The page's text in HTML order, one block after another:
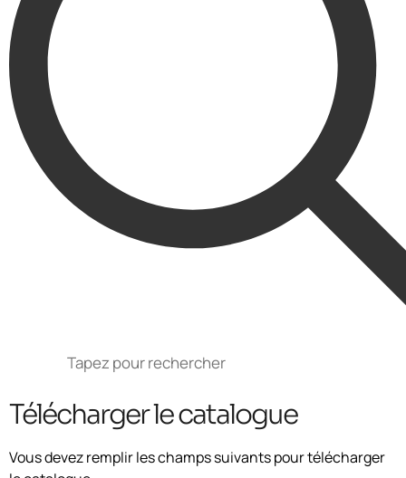
Télécharger le catalogue
Vous devez remplir les champs suivants pour télécharger